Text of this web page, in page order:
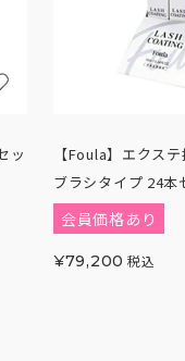
ッ
【Foula】エクス
ブラシタイプ 24本
会員価格あり
¥79,200 税込